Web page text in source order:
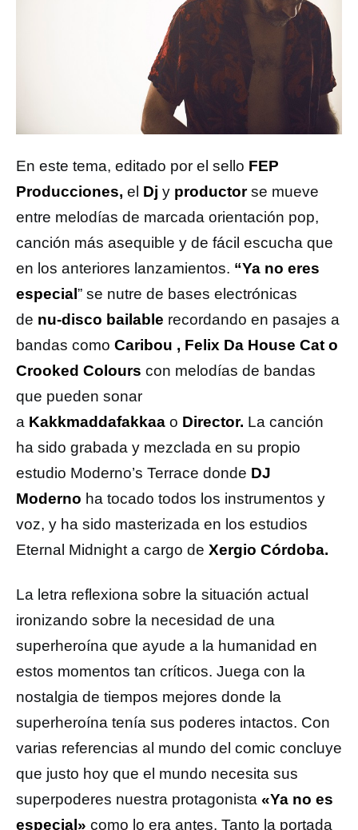
En este tema, editado por el sello FEP
Producciones, el Dj y productorse mueve
entre melodías de marcada orientación pop,
canción más asequible y de fácil escucha que
en los anteriores lanzamientos. “Ya no eres
especial ” se nutre de bases electrónicas
de nu-disco bailable recordando en pasajes a
bandas como Caribou , Felix Da House Cat o
Crooked Colours con melodías de bandas
que pueden sonar
a Kakkmaddafakkaa o Director. La canción
ha sido grabada y mezclada en su propio
estudio Moderno’s Terrace donde DJ
Moderno ha tocado todos los instrumentos y
voz, y ha sido masterizada en los estudios
Eternal Midnight a cargo de Xergio Córdoba.
La letra reflexiona sobre la situación actual
ironizando sobre la necesidad de una
superheroína que ayude a la humanidad en
estos momentos tan críticos. Juega con la
nostalgia de tiempos mejores donde la
superheroína tenía sus poderes intactos. Con
varias referencias al mundo del comic concluye
que justo hoy que el mundo necesita sus
superpoderes nuestra protagonista «Ya no es
especial» como lo era antes. Tanto la portada